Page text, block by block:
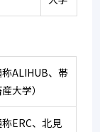
称ALIHUB、帯
大学）
称ERC、北見